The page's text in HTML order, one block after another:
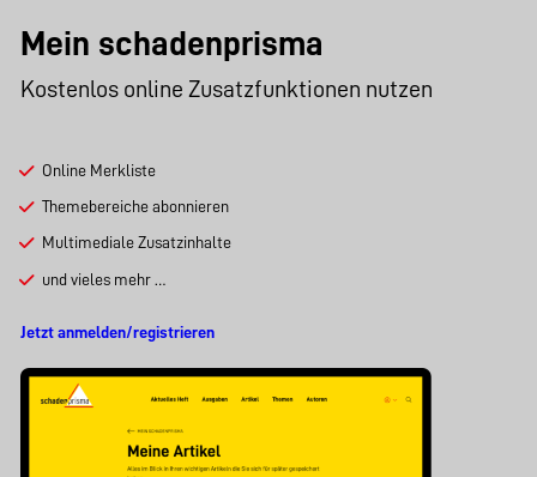
Mein schadenprisma
Kostenlos online Zusatzfunktionen nutzen
Online Merkliste
Themebereiche abonnieren
Multimediale Zusatzinhalte
und vieles mehr …
Jetzt anmelden/registrieren